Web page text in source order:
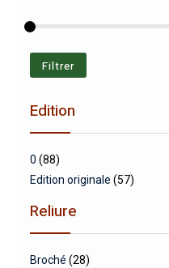
Filtrer
Edition
0 (88)
Edition originale (57)
Reliure
Broché (28)